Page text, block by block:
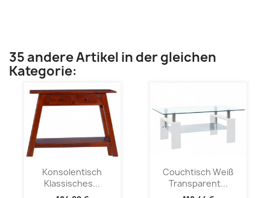
35 andere Artikel in der gleichen
Kategorie:
Konsolentisch
Klassisches...
Couchtisch Weiß
Transparent...